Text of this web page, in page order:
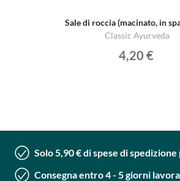
Sale di roccia (macinato, in
Classic Ayurveda
4,20 €
Solo 5,90 € di spese di spedizione
Consegna entro 4 - 5 giorni